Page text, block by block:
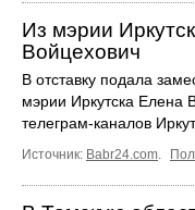
Из мэрии
Войцехович
В отставку подала
мэрии Иркутска Елена
телеграм‑каналов
Источник: Babr24.com.